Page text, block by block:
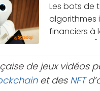
Les bots de
algorithmes
financiers à
de trading,
de jeux
et des NFT